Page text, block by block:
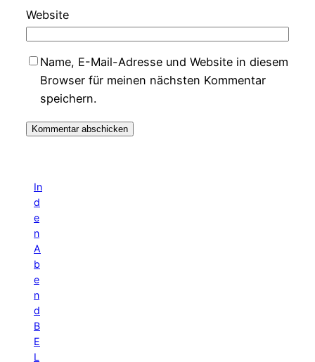
Website
Name, E-Mail-Adresse und Website in diesem
Browser für meinen nächsten Kommentar
speichern.
In
d
e
n
A
b
e
n
d
B
E
L